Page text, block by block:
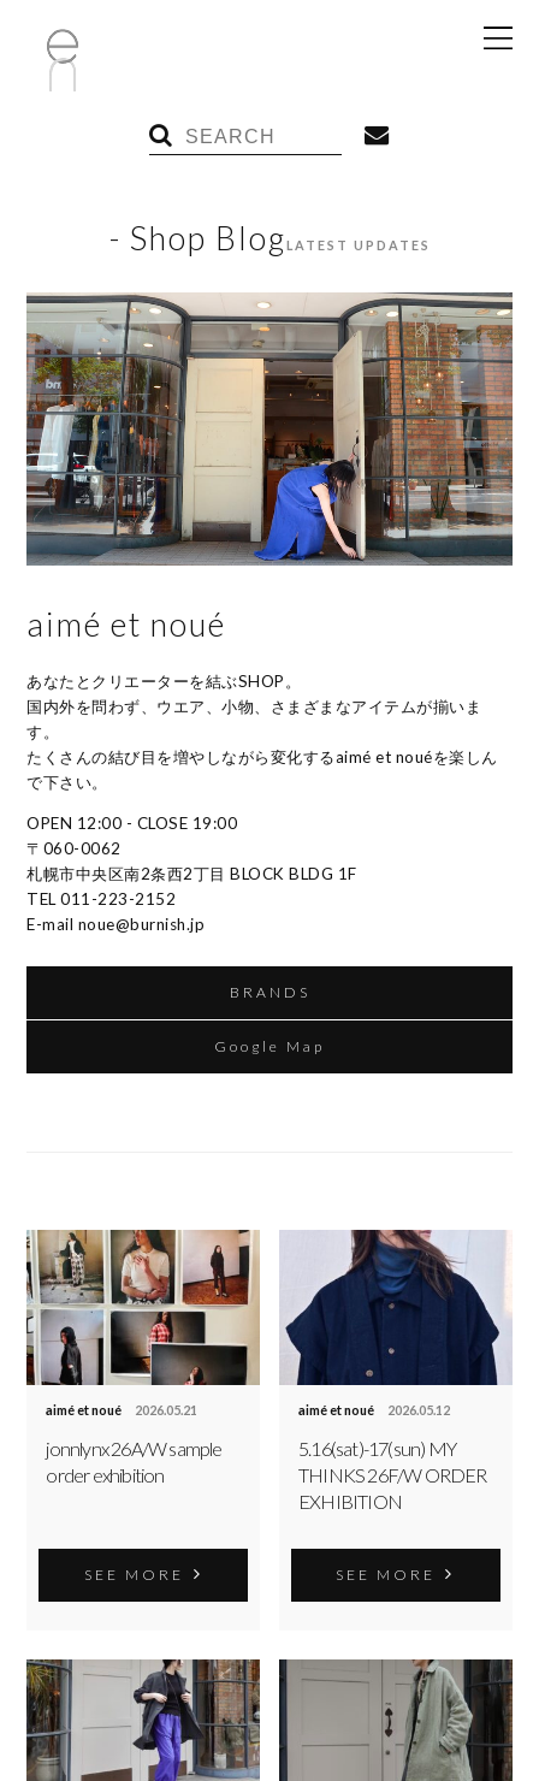
- Shop BlogLATEST UPDATES
aimé et noué
あなたとクリエーターを結ぶSHOP。
国内外を問わず、ウエア、小物、さまざまなアイテムが揃いま
す。
たくさんの結び目を増やしながら変化するaimé et nouéを楽しん
で下さい。
OPEN 12:00 - CLOSE 19:00
〒060-0062
札幌市中央区南2条西2丁目 BLOCK BLDG 1F
TEL 011-223-2152
E-mail noue@burnish.jp
BRANDS
Google Map
aimé et noué 2026.05.21
jonnlynx 26A/W sample
order exhibition
SEE MORE
aimé et noué 2026.05.12
5.16(sat)-17(sun) MY
THINKS 26F/W ORDER
EXHIBITION
SEE MORE